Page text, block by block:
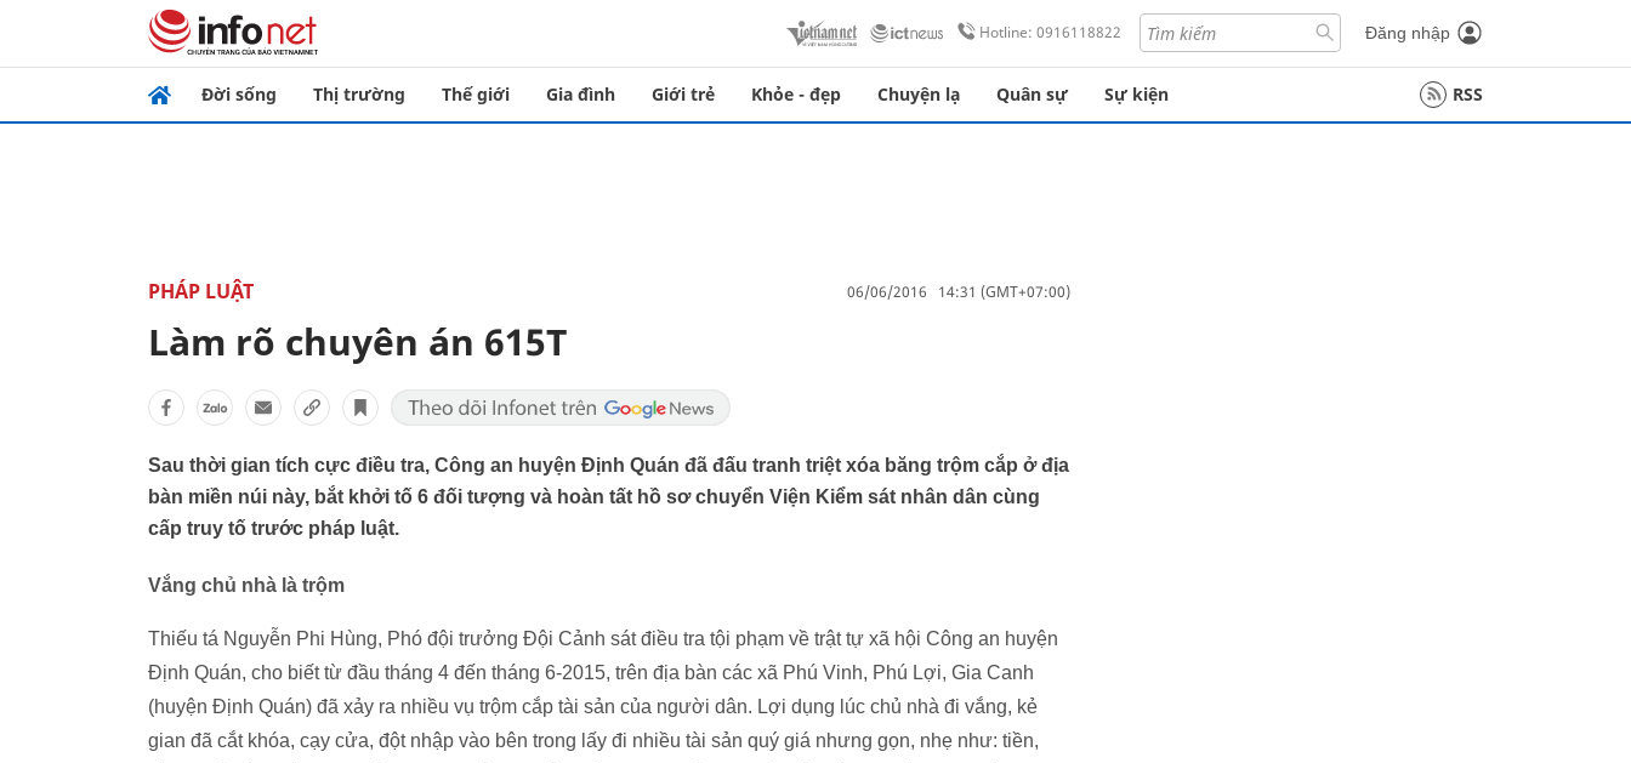
Hotline: 0916118822 Đăng nhập
Đời sống Thị trường Thế giới Gia đình Giới trẻ Khỏe - đẹp Chuyện lạ Quân sự Sự kiện RSS
PHÁP LUẬT 06/06/2016 14:31 (GMT+07:00)
Làm rõ chuyên án 615T
Sau thời gian tích cực điều tra, Công an huyện Định Quán đã đấu tranh triệt xóa băng trộm cắp ở địa
bàn miền núi này, bắt khởi tố 6 đối tượng và hoàn tất hồ sơ chuyển Viện Kiểm sát nhân dân cùng
cấp truy tố trước pháp luật.
Vắng chủ nhà là trộm
Thiếu tá Nguyễn Phi Hùng, Phó đội trưởng Đội Cảnh sát điều tra tội phạm về trật tự xã hội Công an huyện
Định Quán, cho biết từ đầu tháng 4 đến tháng 6-2015, trên địa bàn các xã Phú Vinh, Phú Lợi, Gia Canh
(huyện Định Quán) đã xảy ra nhiều vụ trộm cắp tài sản của người dân. Lợi dụng lúc chủ nhà đi vắng, kẻ
gian đã cắt khóa, cạy cửa, đột nhập vào bên trong lấy đi nhiều tài sản quý giá nhưng gọn, nhẹ như: tiền,